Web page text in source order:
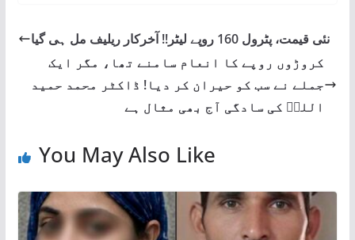
نئی قیمت، پٹرول 160 روپے لیٹر!! آخرکار ریلیف مل ہی گیا
کروڑوں روپے کا انعام سامنے تھا، مگر ایک
جملے نے سب کو حیران کر دیا! ڈاکٹر محمد حمید
اللہؒ کی سادگی آج بھی مثال ہے
You May Also Like